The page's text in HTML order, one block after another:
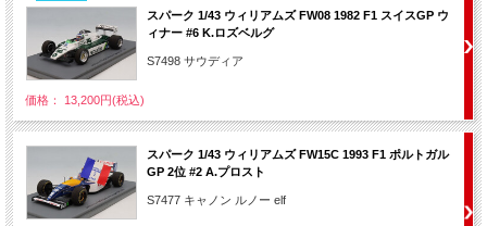
スパーク 1/43 ウィリアムズ FW08 1982 F1 スイスGP ウ
ィナー #6 K.ロズベルグ
S7498 サウディア
価格： 13,200円(税込)
スパーク 1/43 ウィリアムズ FW15C 1993 F1 ポルトガル
GP 2位 #2 A.プロスト
S7477 キャノン ルノー elf